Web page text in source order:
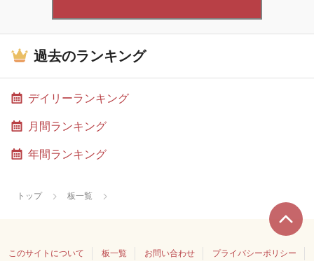
過去のランキング
デイリーランキング
月間ランキング
年間ランキング
トップ 板一覧
このサイトについて 板一覧 お問い合わせ プライバシーポリシー